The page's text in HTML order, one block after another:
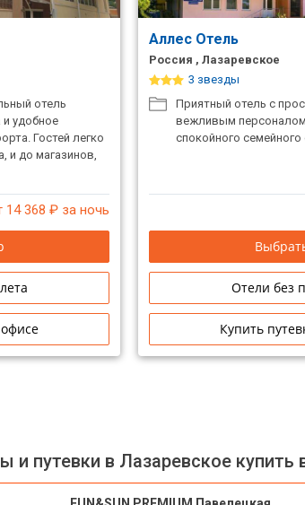
отель
удобное
Гостей легко
и до магазинов,
14 368 ₽ за ночь
Аллес Отель
Россия , Лазаревское
3 звезды
Приятный отель с
вежливым
спокойного семейного
Отели без
Купить
и путевки в Лазаревское купить